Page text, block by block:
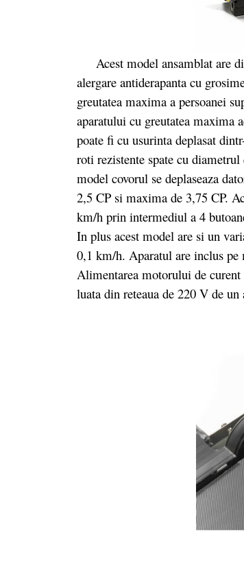
Acest model ansamblat are
alergare antiderapanta cu
greutatea maxima a persoanei
aparatului cu greutatea maxima
poate fi cu usurinta deplasat
roti rezistente spate cu
model covorul se deplaseaza
2,5 CP si maxima de 3,75 CP.
km/h prin intermediul a 4
In plus acest model are si un
0,1 km/h. Aparatul are inclus
Alimentarea motorului de
luata din reteaua de 220 V de